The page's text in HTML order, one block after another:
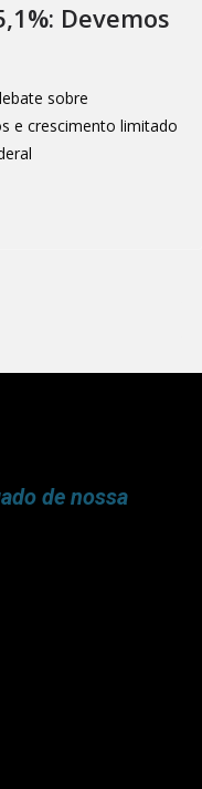
Devemos
sobre
e crescimento limitado
de nossa